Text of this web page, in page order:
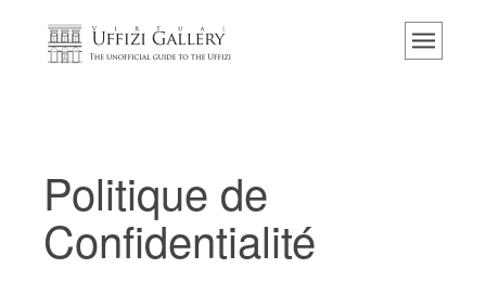
Accueil
Événements et expositions
L' avis des visiteurs
Politique de
Confidentialité